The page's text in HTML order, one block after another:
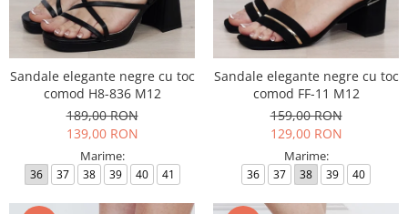
Sandale elegante negre cu toc
comod H8-836 M12
189,00 RON
139,00 RON
Marime:
36 37 38 39 40 41
Sandale elegante negre cu toc
comod FF-11 M12
159,00 RON
129,00 RON
Marime:
36 37 38 39 40